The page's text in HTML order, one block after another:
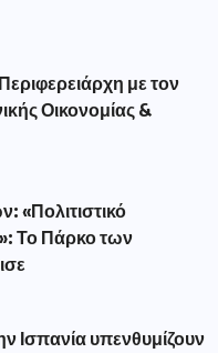
με τον
Οικονομίας &
«Πολιτιστικό
Το Πάρκο των
Ισπανία υπενθυμίζουν